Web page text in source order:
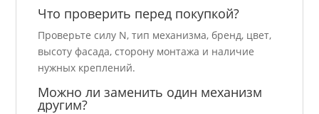
Что проверить перед покупкой?
Проверьте силу N, тип механизма, бренд, цвет,
высоту фасада, сторону монтажа и наличие
нужных креплений.
Можно ли заменить один механизм
другим?